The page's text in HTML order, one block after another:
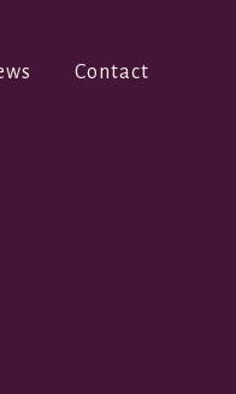
Contact